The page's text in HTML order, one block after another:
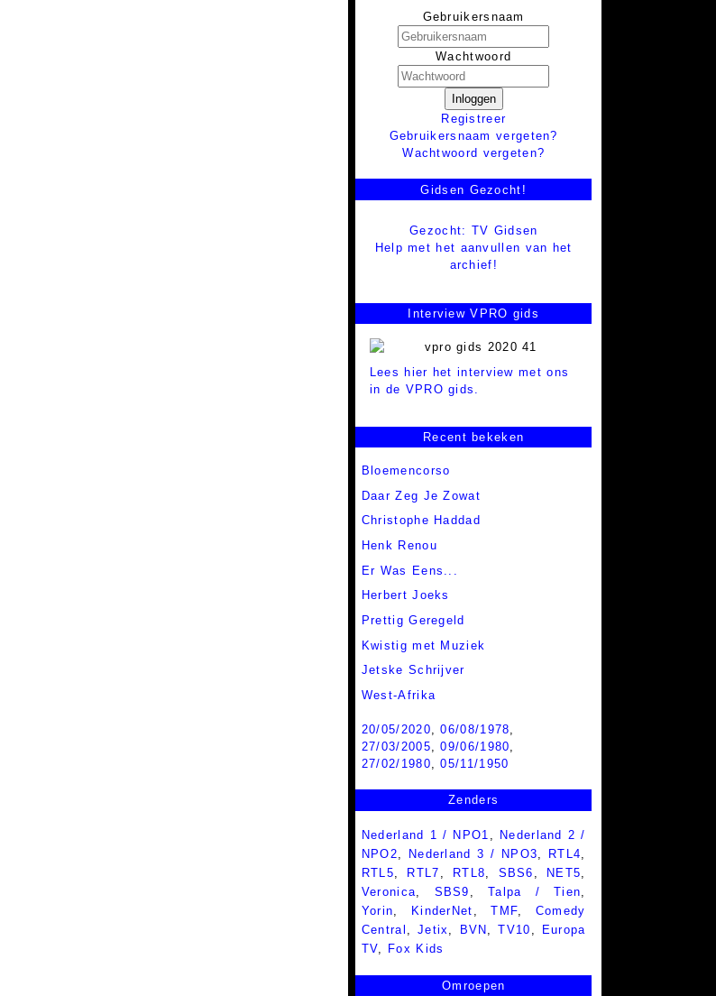
Gebruikersnaam
Wachtwoord
Inloggen
Registreer
Gebruikersnaam vergeten?
Wachtwoord vergeten?
Gidsen Gezocht!
Gezocht: TV Gidsen
Help met het aanvullen van het
archief!
Interview VPRO gids
Lees hier het interview met ons
in de VPRO gids.
Recent bekeken
Bloemencorso
Daar Zeg Je Zowat
Christophe Haddad
Henk Renou
Er Was Eens...
Herbert Joeks
Prettig Geregeld
Kwistig met Muziek
Jetske Schrijver
West-Afrika
20/05/2020,06/08/1978,
27/03/2005,09/06/1980,
27/02/1980,05/11/1950
Zenders
Nederland 1 / NPO1
Nederland 2 /
NPO2
Nederland 3 / NPO3 RTL4
RTL5
RTL7 RTL8 SBS6 NET5
Veronica
SBS9 ,Talpa / Tien
Yorin
KinderNet ,TMF
Comedy
Central
Jetix BVN ,TV10
Europa
TV
Fox Kids
Omroepen